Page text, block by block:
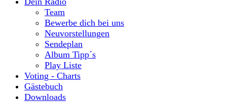
Team
Bewerbe dich bei uns
Neuvorstellungen
Sendeplan
Album Tipp´s
Play Liste
Voting - Charts
Gästebuch
Downloads